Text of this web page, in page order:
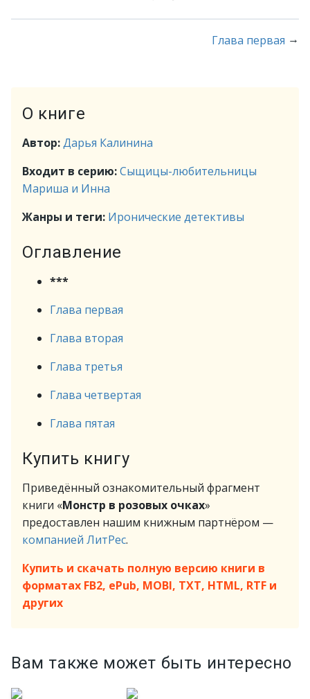
Глава первая →
О книге
Автор:Дарья Калинина
Входит в серию:Сыщицы-любительницы
Мариша и Инна
Жанры и теги: Иронические детективы
Оглавление
***
Глава первая
Глава вторая
Глава третья
Глава четвертая
Глава пятая
Купить книгу
Приведённый ознакомительный фрагмент
книги «Монстр в розовых очках»
предоставлен нашим книжным партнёром —
компанией ЛитРес.
Купить и скачать полную версию книги в
форматах FB2, ePub, MOBI, TXT, HTML, RTF и
других
Вам также может быть интересно